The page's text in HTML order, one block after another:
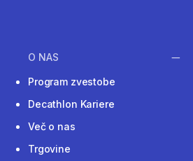
O NAS
Program zvestobe
Decathlon Kariere
Več o nas
Trgovine